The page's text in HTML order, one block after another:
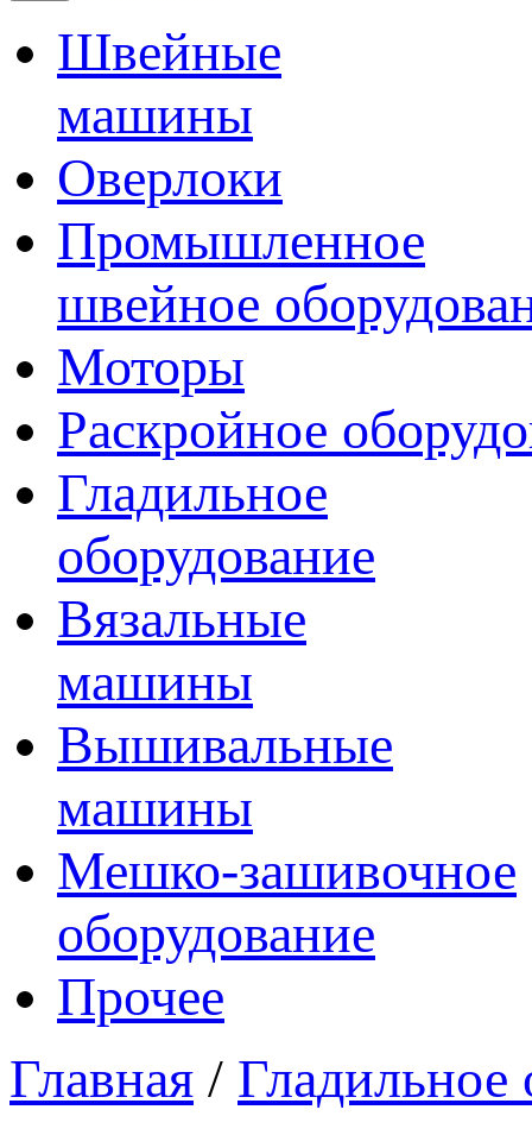
Швейные
машины
Оверлоки
Промышленное
швейное
Моторы
Раскройное
Гладильное
оборудование
Вязальные
машины
Вышивальные
машины
Мешко-зашивочное
оборудование
Прочее
Главная / Гладильное